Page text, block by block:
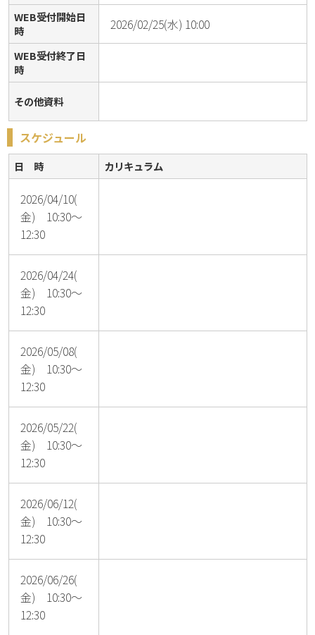
WEB受付開始日
時
2026/02/25(水) 10:00
WEB受付終了日
時
その他資料
スケジュール
日 時 カリキュラム
2026/04/10(
金) 10:30～
12:30
2026/04/24(
金) 10:30～
12:30
2026/05/08(
金) 10:30～
12:30
2026/05/22(
金) 10:30～
12:30
2026/06/12(
金) 10:30～
12:30
2026/06/26(
金) 10:30～
12:30